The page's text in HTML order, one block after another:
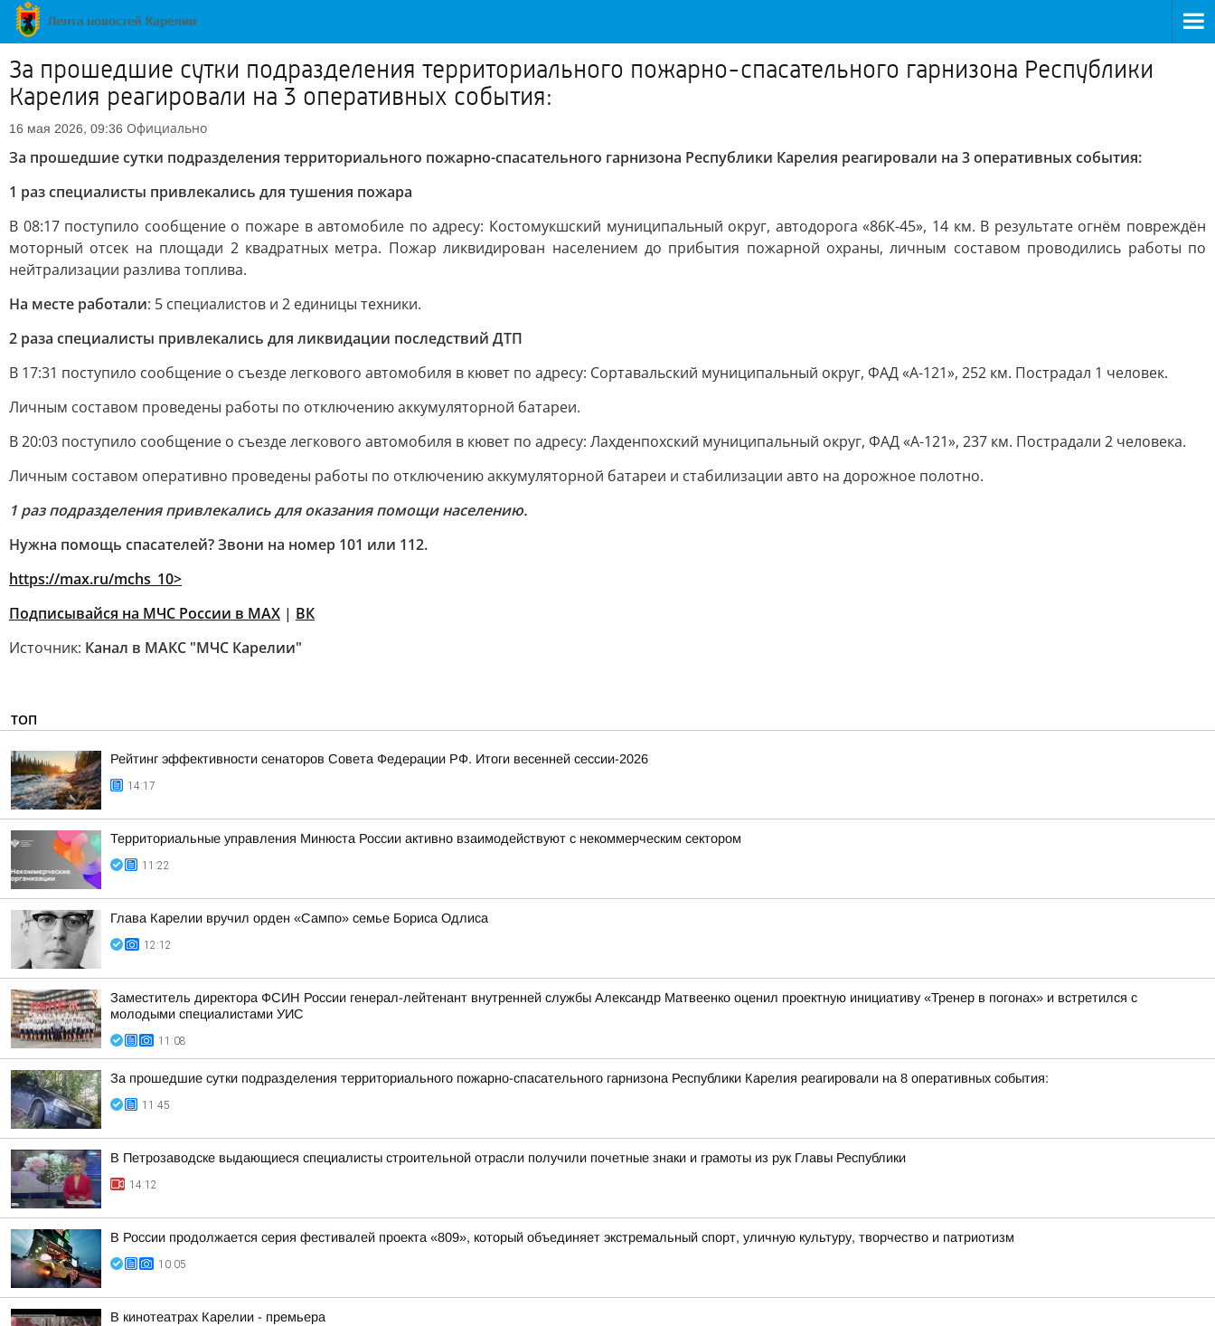
За прошедшие сутки подразделения территориального пожарно-спасательного гарнизона Республики
Карелия реагировали на 3 оперативных события:
16 мая 2026, 09:36 Официально
За прошедшие сутки подразделения территориального пожарно-спасательного гарнизона Республики Карелия реагировали на 3 оперативных события:
1 раз специалисты привлекались для тушения пожара
В 08:17 поступило сообщение о пожаре в автомобиле по адресу: Костомукшский муниципальный округ, автодорога «86К-45», 14 км. В результате огнём повреждён
моторный отсек на площади 2 квадратных метра. Пожар ликвидирован населением до прибытия пожарной охраны, личным составом проводились работы по
нейтрализации разлива топлива.
На месте работали: 5 специалистов и 2 единицы техники.
2 раза специалисты привлекались для ликвидации последствий ДТП
В 17:31 поступило сообщение о съезде легкового автомобиля в кювет по адресу: Сортавальский муниципальный округ, ФАД «А-121», 252 км. Пострадал 1 человек.
Личным составом проведены работы по отключению аккумуляторной батареи.
В 20:03 поступило сообщение о съезде легкового автомобиля в кювет по адресу: Лахденпохский муниципальный округ, ФАД «А-121», 237 км. Пострадали 2 человека.
Личным составом оперативно проведены работы по отключению аккумуляторной батареи и стабилизации авто на дорожное полотно.
1 раз подразделения привлекались для оказания помощи населению.
Нужна помощь спасателей? Звони на номер 101 или 112.
https://max.ru/mchs_10>
Подписывайся на МЧС России в MAX | ВК
Источник: Канал в МАКС "МЧС Карелии"
ТОП
Рейтинг эффективности сенаторов Совета Федерации РФ. Итоги весенней сессии-2026
14:17
Территориальные управления Минюста России активно взаимодействуют с некоммерческим сектором
11:22
Глава Карелии вручил орден «Сампо» семье Бориса Одлиса
12:12
Заместитель директора ФСИН России генерал-лейтенант внутренней службы Александр Матвеенко оценил проектную инициативу «Тренер в погонах» и встретился с
молодыми специалистами УИС
11:08
За прошедшие сутки подразделения территориального пожарно-спасательного гарнизона Республики Карелия реагировали на 8 оперативных события:
11:45
В Петрозаводске выдающиеся специалисты строительной отрасли получили почетные знаки и грамоты из рук Главы Республики
14:12
В России продолжается серия фестивалей проекта «809», который объединяет экстремальный спорт, уличную культуру, творчество и патриотизм
10:05
В кинотеатрах Карелии - премьера